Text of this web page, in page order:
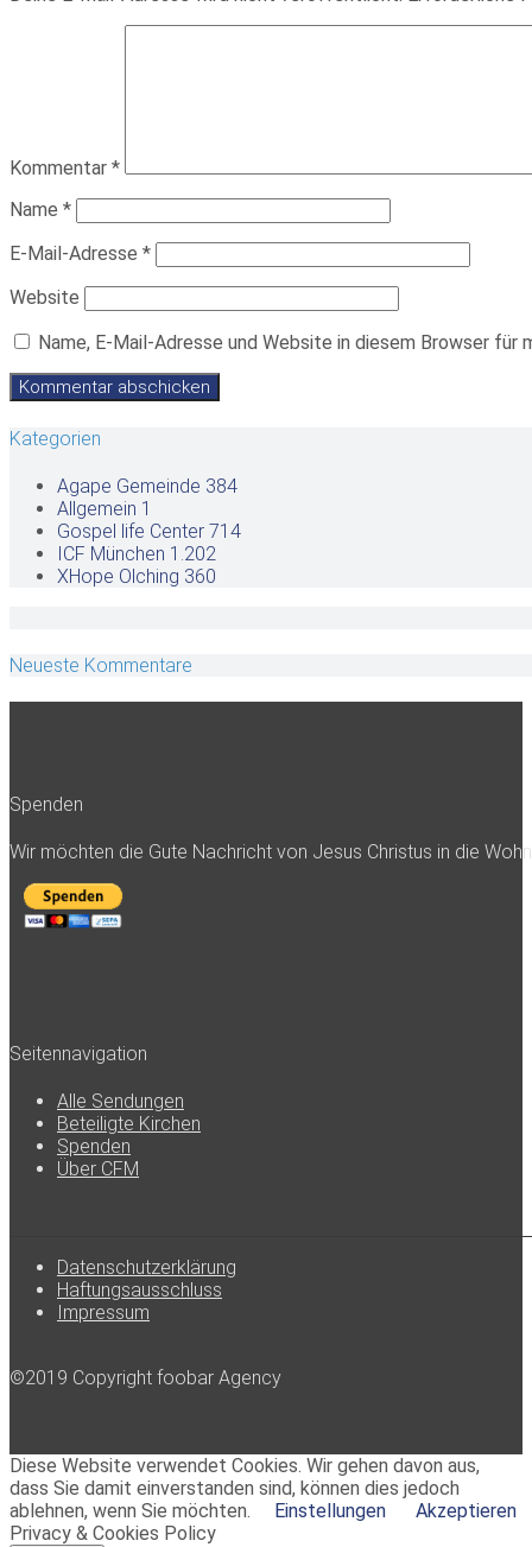
Kommentar *
Name *
E-Mail-Adresse *
Website
Name, E-Mail-Adresse und Website in diesem Browser für
Kategorien
Agape Gemeinde 384
Allgemein 1
Gospel life Center 714
ICF München 1.202
XHope Olching 360
Neueste Kommentare
Spenden
Wir möchten die Gute Nachricht von Jesus Christus in die
Seitennavigation
Alle Sendungen
Beteiligte Kirchen
Spenden
Über CFM
Datenschutzerklärung
Haftungsausschluss
Impressum
©2019 Copyright foobar Agency
Diese Website verwendet Cookies. Wir gehen davon aus,
dass Sie damit einverstanden sind, können dies jedoch
ablehnen, wenn Sie möchten.
Einstellungen
Akzeptieren
Privacy & Cookies Policy